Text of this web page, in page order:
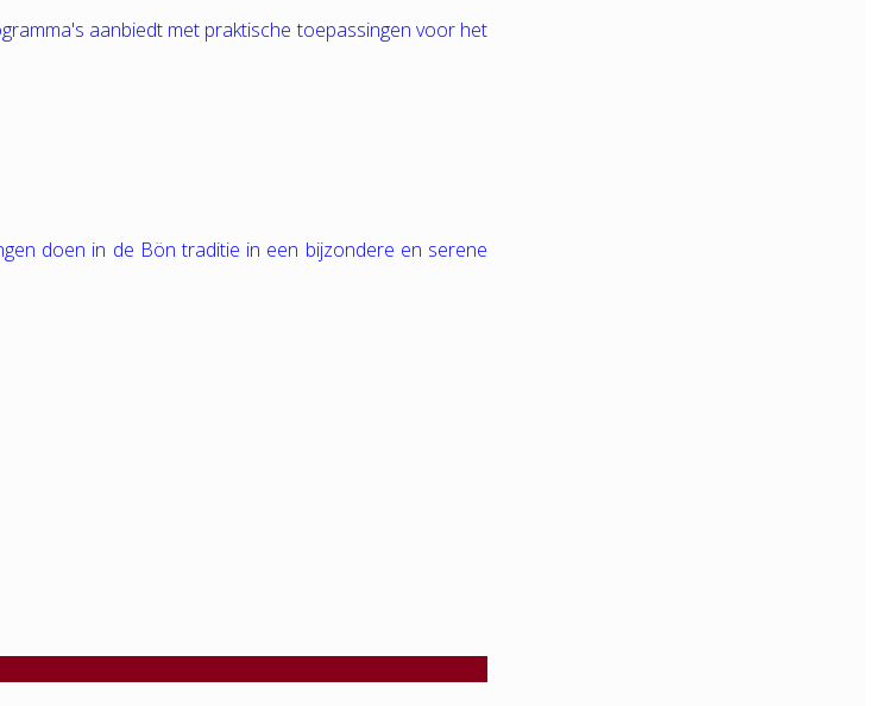
aanbiedt met praktische toepassingen voor het
doen in de Bön traditie in een bijzondere en serene